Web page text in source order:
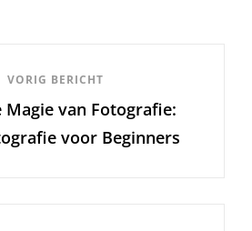
VORIG BERICHT
Magie van Fotografie:
voor Beginners